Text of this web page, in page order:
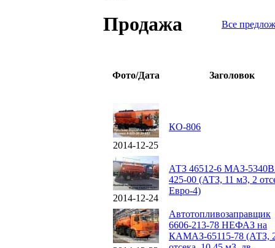
Продажа Все
Фото/Дата Заголовок
2014-12-25
КО-806
2014-12-24
АТЗ 46512-6 МАЗ-
425-00 (АТЗ, 11 м3, 2
Евро-4)
Автотопливозаправщик
6606-213-78 НЕФАЗ на
КАМАЗ-65115-78 (АТЗ,